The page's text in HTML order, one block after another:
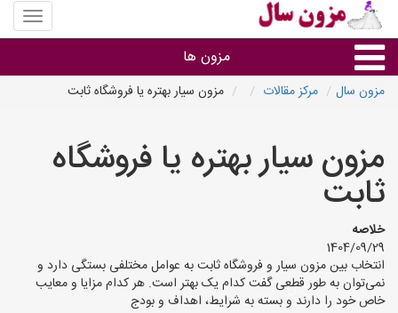
منوی
سایت
سال
مزون ها
استان ها
مزون سال مرکز مقالات مزون سیار بهتره یا فروشگاه ثابت
مزون سیار بهتره یا فروشگاه
ثابت
خلاصه
1404/09/29
انتخاب بین مزون سیار و فروشگاه ثابت به عوامل مختلفی بستگی دارد و
نمی‌توان به طور قطعی گفت کدام یک بهتر است. هر کدام مزایا و معایب
خاص خود را دارند و بسته به شرایط، اهداف و بودج